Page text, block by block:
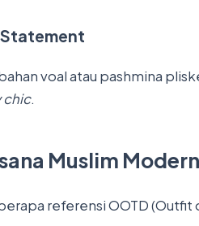
Statement
voal atau pashmina
chic.
Muslim Modern
referensi OOTD (Outfit